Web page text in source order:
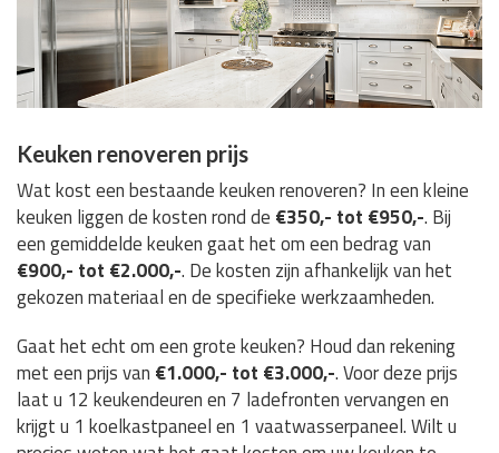
Keuken renoveren prijs
Wat kost een bestaande keuken renoveren? In een kleine
keuken liggen de kosten rond de €350,- tot €950,-. Bij
een gemiddelde keuken gaat het om een bedrag van
€900,- tot €2.000,-. De kosten zijn afhankelijk van het
gekozen materiaal en de specifieke werkzaamheden.
Gaat het echt om een grote keuken? Houd dan rekening
met een prijs van €1.000,- tot €3.000,-. Voor deze prijs
laat u 12 keukendeuren en 7 ladefronten vervangen en
krijgt u 1 koelkastpaneel en 1 vaatwasserpaneel. Wilt u